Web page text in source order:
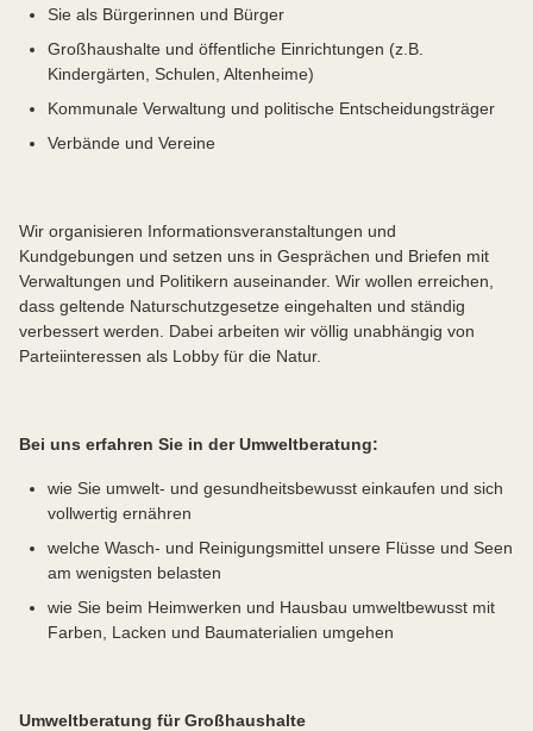
Sie als Bürgerinnen und Bürger
Großhaushalte und öffentliche Einrichtungen (z.B.
Kindergärten, Schulen, Altenheime)
Kommunale Verwaltung und politische Entscheidungsträger
Verbände und Vereine
Wir organisieren Informationsveranstaltungen und
Kundgebungen und setzen uns in Gesprächen und Briefen mit
Verwaltungen und Politikern auseinander. Wir wollen erreichen,
dass geltende Naturschutzgesetze eingehalten und ständig
verbessert werden. Dabei arbeiten wir völlig unabhängig von
Parteiinteressen als Lobby für die Natur.
Bei uns erfahren Sie in der Umweltberatung:
wie Sie umwelt- und gesundheitsbewusst einkaufen und sich
vollwertig ernähren
welche Wasch- und Reinigungsmittel unsere Flüsse und Seen
am wenigsten belasten
wie Sie beim Heimwerken und Hausbau umweltbewusst mit
Farben, Lacken und Baumaterialien umgehen
Umweltberatung für Großhaushalte